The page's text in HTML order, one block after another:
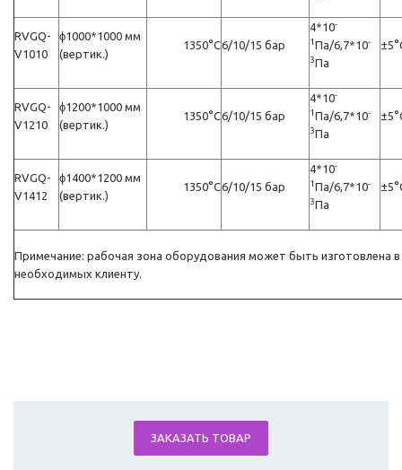
RVGQ-
V1010
ϕ1000*1000 мм
(вертик.)
1350°C6/10/15 бар
4*10-
1 Пa/6,7*10-
3Пa
RVGQ-
V1210
ϕ1200*1000 мм
(вертик.)
1350°C6/10/15 бар
4*10-
1 Пa/6,7*10-
3Пa
RVGQ-
V1412
ϕ1400*1200 мм
(вертик.)
1350°C6/10/15 бар
4*10-
1 Пa/6,7*10-
3Пa
Примечание: рабочая зона оборудования может быть изготовлена
необходимых клиенту.
ЗАКАЗАТЬ ТОВАР